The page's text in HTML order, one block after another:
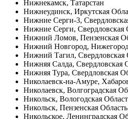
Нижнекамск, Татарстан
Нижнеудинск, Иркутская
Нижние Серги-3,
Нижние Серги, Свердловская
Нижний Ломов, Пензенская
Нижний Новгород,
Нижний Тагил, Свердловская
Нижняя Салда, Свердловская
Нижняя Тура, Свердловская
Николаевск-на-Амуре,
Николаевск, Волгоградская
Никольск, Вологодская
Никольск, Пензенская Область
Никольское, Ленинградская